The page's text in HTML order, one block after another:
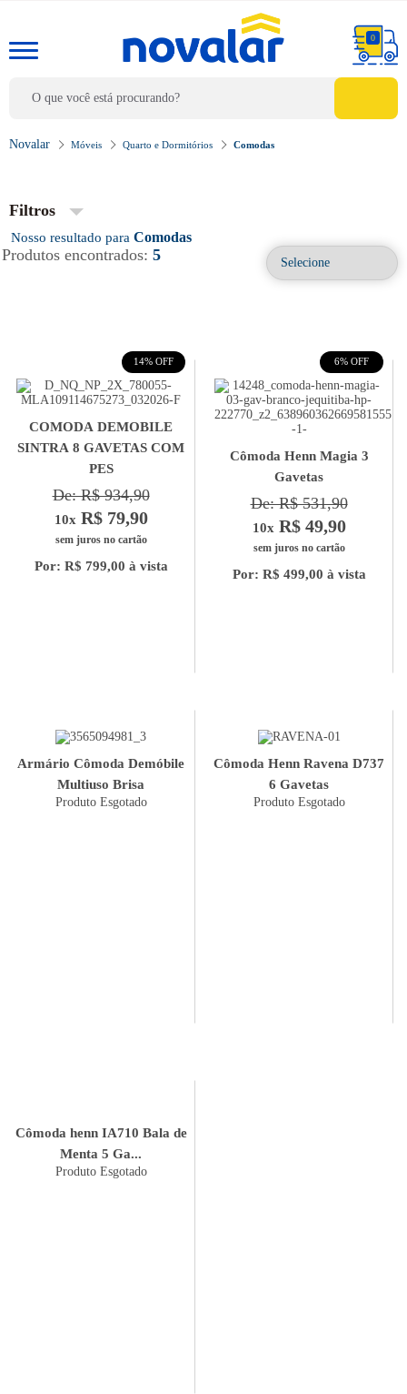
0
Móveis Quarto e Dormitórios Comodas
Filtros
Comodas
Produtos encontrados: 5
14% OFF
COMODA DEMOBILE
SINTRA 8 GAVETAS COM
PES
De: R$ 934,90
10x R$ 79,90
sem juros no cartão
Por: R$ 799,00 à vista
6% OFF
Cômoda Henn Magia 3
Gavetas
De: R$ 531,90
10x R$ 49,90
sem juros no cartão
Por: R$ 499,00 à vista
Armário Cômoda Demóbile
Multiuso Brisa
Produto Esgotado
Cômoda Henn Ravena D737
6 Gavetas
Produto Esgotado
Cômoda henn IA710 Bala de
Menta 5 Ga...
Produto Esgotado